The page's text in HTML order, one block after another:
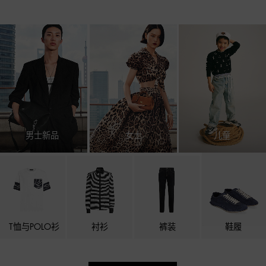
男士新品 儿童
女士
T恤与POLO衫 衬衫 裤装 鞋履